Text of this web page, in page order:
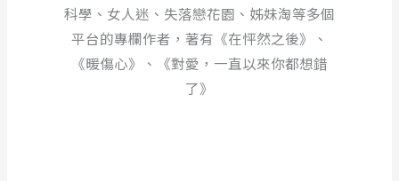
科學、女人迷、失落戀花園、姊妹淘等多個
平台的專欄作者，著有《在怦然之後》、
《暖傷心》、《對愛，一直以來你都想錯
了》